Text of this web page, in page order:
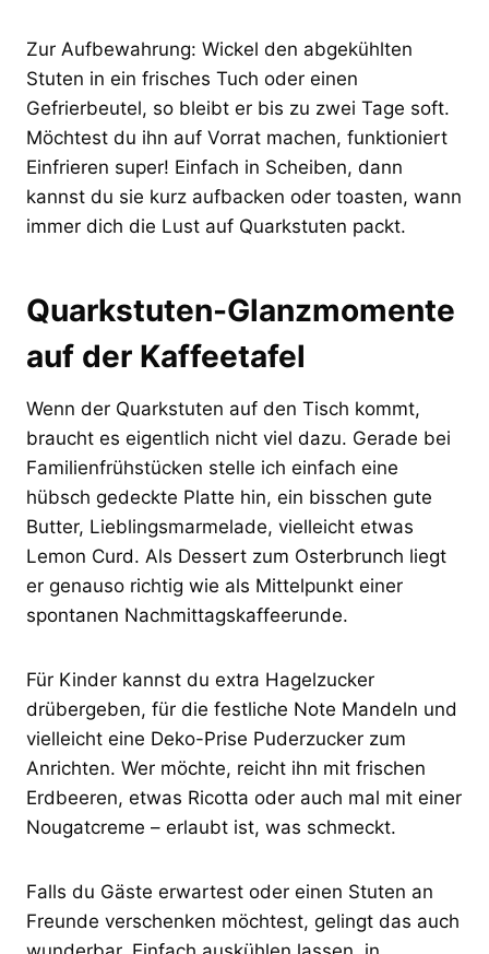
Zur Aufbewahrung: Wickel den abgekühlten
Stuten in ein frisches Tuch oder einen
Gefrierbeutel, so bleibt er bis zu zwei Tage soft.
Möchtest du ihn auf Vorrat machen, funktioniert
Einfrieren super! Einfach in Scheiben, dann
kannst du sie kurz aufbacken oder toasten, wann
immer dich die Lust auf Quarkstuten packt.
Quarkstuten-Glanzmomente
auf der Kaffeetafel
Wenn der Quarkstuten auf den Tisch kommt,
braucht es eigentlich nicht viel dazu. Gerade bei
Familienfrühstücken stelle ich einfach eine
hübsch gedeckte Platte hin, ein bisschen gute
Butter, Lieblingsmarmelade, vielleicht etwas
Lemon Curd. Als Dessert zum Osterbrunch liegt
er genauso richtig wie als Mittelpunkt einer
spontanen Nachmittagskaffeerunde.
Für Kinder kannst du extra Hagelzucker
drübergeben, für die festliche Note Mandeln und
vielleicht eine Deko-Prise Puderzucker zum
Anrichten. Wer möchte, reicht ihn mit frischen
Erdbeeren, etwas Ricotta oder auch mal mit einer
Nougatcreme – erlaubt ist, was schmeckt.
Falls du Gäste erwartest oder einen Stuten an
Freunde verschenken möchtest, gelingt das auch